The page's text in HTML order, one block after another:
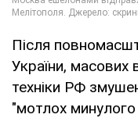
Після
України, масових
техніки РФ
"мотлох